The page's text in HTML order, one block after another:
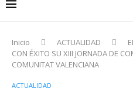
Inicio ACTUALIDAD
CON ÉXITO SU XIII JORNADA DE
COMUNITAT VALENCIANA
ACTUALIDAD